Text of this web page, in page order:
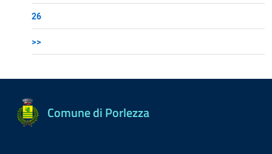
26
>>
Comune di Porlezza